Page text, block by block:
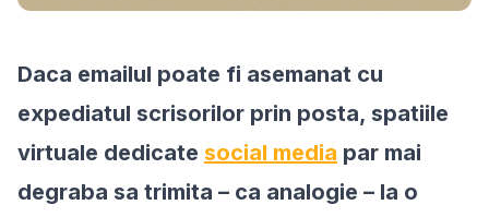
Daca emailul poate fi asemanat cu
expediatul scrisorilor prin posta, spatiile
virtuale dedicate social media par mai
degraba sa trimita – ca analogie – la o